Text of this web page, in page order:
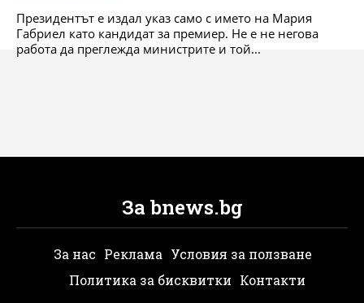
Президентът е издал указ само с името на Мария
Габриел като кандидат за премиер. Не е не негова
работа да преглежда министрите и той...
За bnews.bg
За нас Реклама Условия за ползване
Политика за бисквитки Контакти